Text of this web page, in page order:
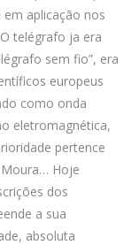
aplicação nos
telégrafo ja era
sem fio”, era
europeus
como onda
eletromagnética,
pertence
Hoje
dos
a sua
absoluta